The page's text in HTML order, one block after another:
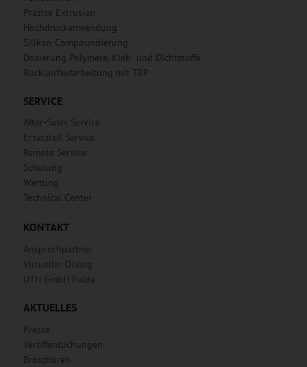
Präzise Extrusion
Hochdruckanwendung
Silikon Compoundierung
Dosierung Polymere, Kleb- und Dichtstoffe
Rücklaufaufarbeitung mit TRP
SERVICE
After-Sales Service
Ersatzteil Service
Remote Service
Schulung
Wartung
Technical Center
KONTAKT
Ansprechpartner
Virtueller Dialog
UTH GmbH Fulda
AKTUELLES
Presse
Veröffentlichungen
Broschüren